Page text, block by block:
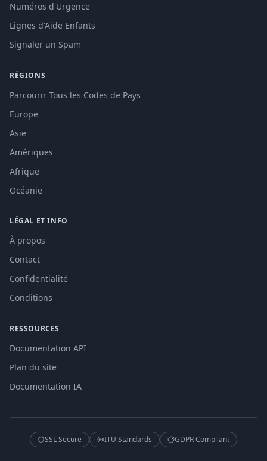
Numéros d'Urgence
Lignes d'Aide Enfants
Signaler un Spam
RÉGIONS
Parcourir Tous les Codes de Pays
Europe
Asie
Amériques
Afrique
Océanie
LÉGAL ET INFO
À propos
Contact
Confidentialité
Conditions
RESSOURCES
Documentation API
Plan du site
Documentation IA
SSL Secure ITU Standards GDPR Compliant